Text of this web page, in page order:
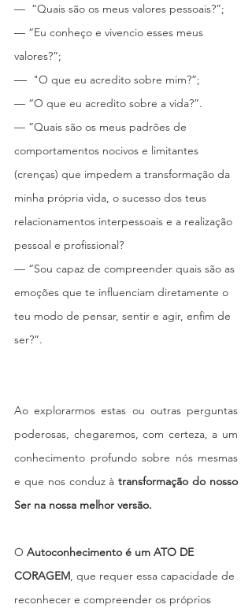
—  “Quais são os meus valores pessoais?”;
— “Eu conheço e vivencio esses meus
valores?”;
— "O que eu acredito sobre mim?”;
— “O que eu acredito sobre a vida?”.
— “Quais são os meus padrões de
comportamentos nocivos e limitantes
(crenças) que impedem a transformação da
minha própria vida, o sucesso dos teus
relacionamentos interpessoais e a realização
pessoal e profissional?
— “Sou capaz de compreender quais são as
emoções que te influenciam diretamente o
teu modo de pensar, sentir e agir, enfim de
ser?”.
Ao explorarmos estas ou outras perguntas
poderosas, chegaremos, com certeza, a um
conhecimento profundo sobre nós mesmas
e que nos conduz à transformação do nosso
Ser na nossa melhor versão.
O Autoconhecimento é um ATO DE
CORAGEM, que requer essa capacidade de
reconhecer e compreender os próprios